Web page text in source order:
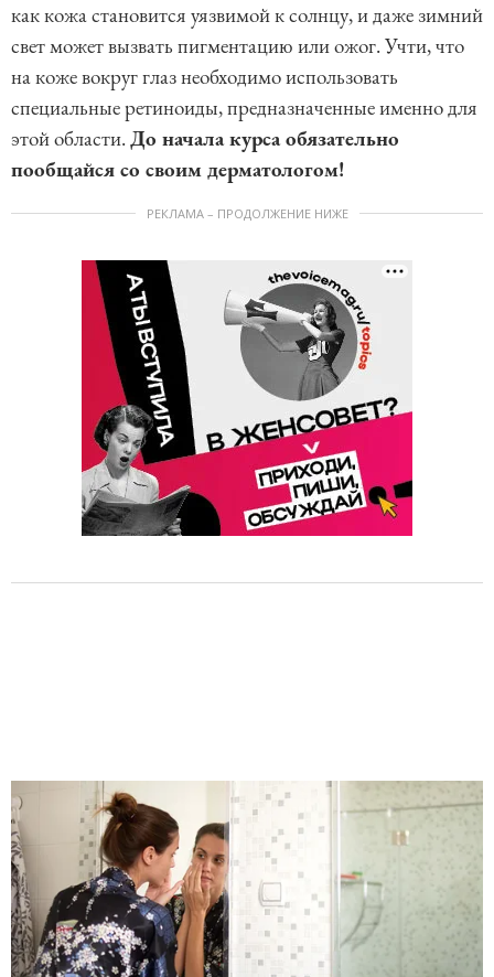
как кожа становится уязвимой к солнцу, и даже зимний
свет может вызвать пигментацию или ожог. Учти, что
на коже вокруг глаз необходимо использовать
специальные ретиноиды, предназначенные именно для
этой области. До начала курса обязательно
пообщайся со своим дерматологом!
РЕКЛАМА – ПРОДОЛЖЕНИЕ НИЖЕ